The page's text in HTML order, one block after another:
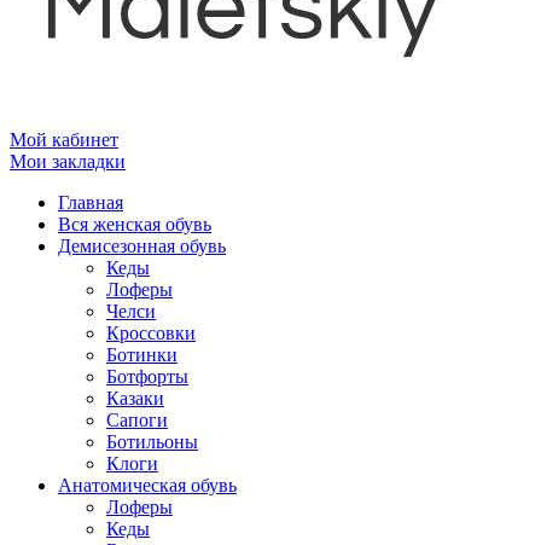
Мой кабинет
Мои закладки
Главная
Вся женская обувь
Демисезонная обувь
Кеды
Лоферы
Челси
Кроссовки
Ботинки
Ботфорты
Казаки
Сапоги
Ботильоны
Клоги
Анатомическая обувь
Лоферы
Кеды